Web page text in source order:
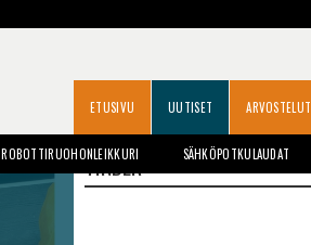
ETUSIVU UUTISET ARVOSTELUT
ROBOTTIRUOHONLEIKKURI SÄHKÖPOTKULAUDAT
TINDER